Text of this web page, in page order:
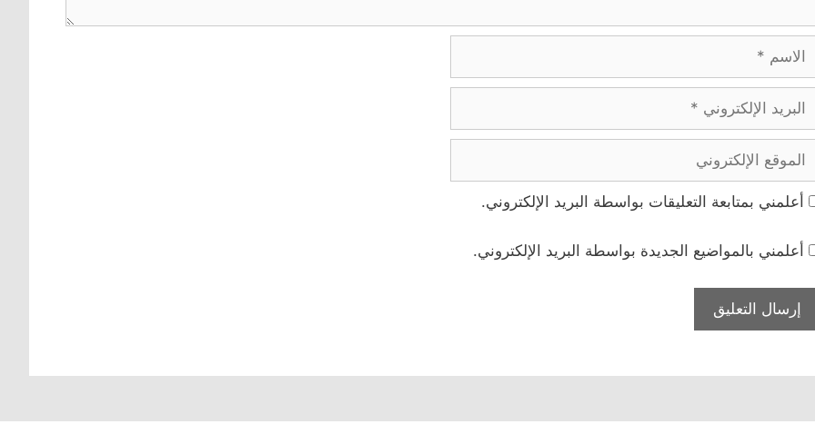
الاسم
البريد
الإلكتروني
الموقع
الإلكتروني
أعلمني بمتابعة التعليقات بواسطة البريد الإلكتروني.
أعلمني بالمواضيع الجديدة بواسطة البريد الإلكتروني.